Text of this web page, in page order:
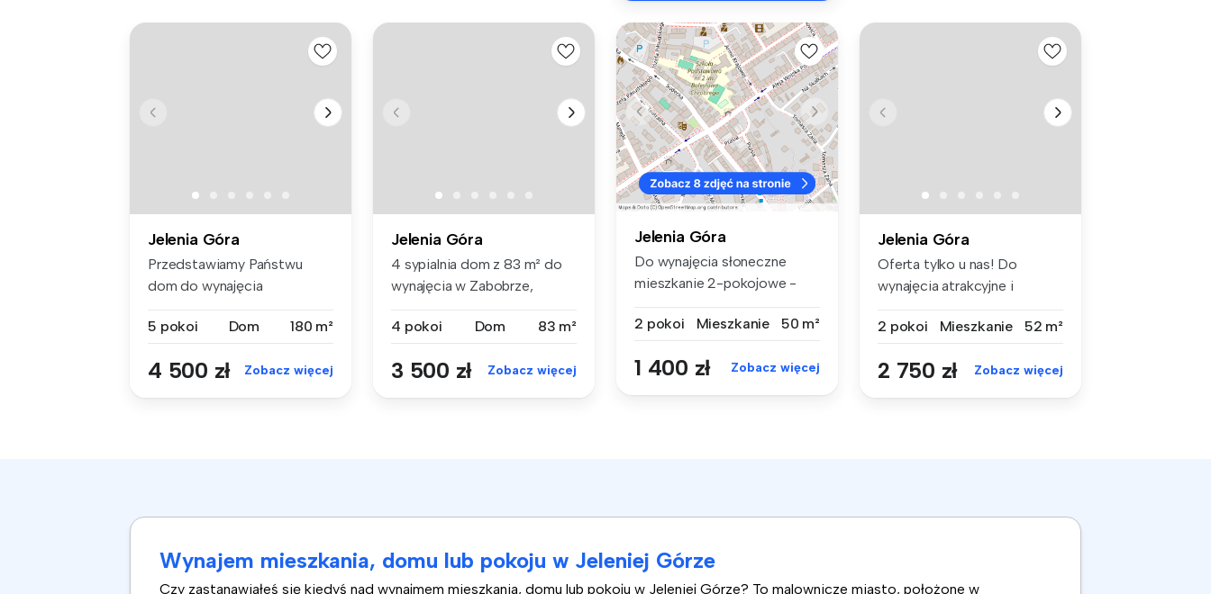
Jelenia Góra
Przedstawiamy Państwu
dom do wynajęcia
5 pokoi
Dom 180 m²
4 500 zł Zobacz więcej
Jelenia Góra
4 sypialnia dom z 83 m² do
wynajęcia w Zabobrze,
4 pokoi
Dom 83 m²
3 500 zł Zobacz więcej
Jelenia Góra
Do wynajęcia słoneczne
mieszkanie 2-pokojowe -
2 pokoi
Mieszkanie 50 m²
1 400 zł Zobacz więcej
Jelenia Góra
Oferta tylko u nas! Do
wynajęcia atrakcyjne i
2 pokoi
Mieszkanie 52 m²
2 750 zł Zobacz więcej
Wynajem mieszkania, domu lub pokoju w Jeleniej Górze
Czy zastanawiałeś się kiedyś nad wynajmem mieszkania, domu lub pokoju w Jeleniej Górze? To malownicze miasto, położone w